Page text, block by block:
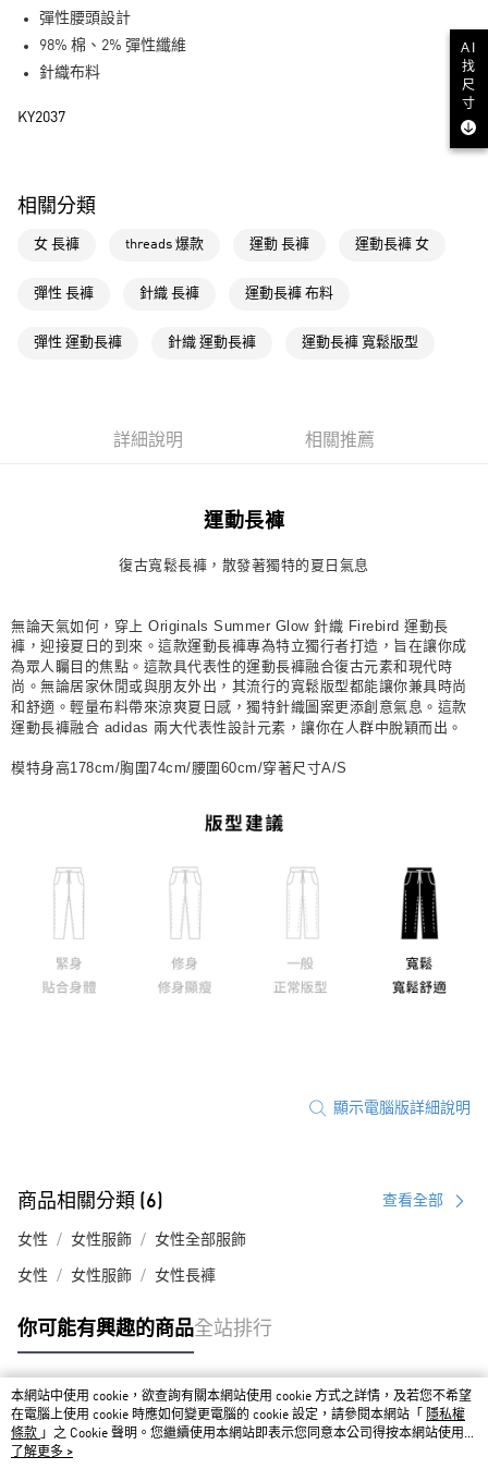
LINE Pay
運送方式
付款後全家取貨
每筆NT$80，滿NT$1,500(含以上)免運費
萊爾富取貨付款
每筆NT$80，滿NT$1,500(含以上)免運費
付款後門市自取
每筆NT$80，滿NT$1,500(含以上)免運費
彈性腰頭設計
98% 棉、2% 彈性纖維
針織布料
KY2037
相關分類
女 長褲 threads 爆款 運動 長褲 運動長褲 女
彈性 長褲 針織 長褲 運動長褲 布料
彈性 運動長褲 針織 運動長褲 運動長褲 寬鬆版型
詳細說明 相關推薦
運動長褲
復古寬鬆長褲，散發著獨特的夏日氣息
無論天氣如何，穿上 Originals Summer Glow 針織 Firebird 運動長
褲，迎接夏日的到來。這款運動長褲專為特立獨行者打造，旨在讓你成
為眾人矚目的焦點。這款具代表性的運動長褲融合復古元素和現代時
尚。無論居家休閒或與朋友外出，其流行的寬鬆版型都能讓你兼具時尚
和舒適。輕量布料帶來涼爽夏日感，獨特針織圖案更添創意氣息。這款
運動長褲融合 adidas 兩大代表性設計元素，讓你在人群中脫穎而出。
模特身高178cm/胸圍74cm/腰圍60cm/穿著尺寸A/S
顯示電腦版詳細說明
商品相關分類 (6) 查看全部
女性 女性服飾 女性全部服飾
女性 女性服飾 女性長褲
你可能有興趣的商品全站排行
熱門標籤
本網站中使用 cookie，欲查詢有關本網站使用 cookie 方式之詳情，及若您不希望
在電腦上使用 cookie 時應如何變更電腦的 cookie 設定，請參閱本網站「
隱私權
條款 」之 Cookie 聲明。您繼續使用本網站即表示您同意本公司得按本網站使用條
款之 Cookie 聲明使用 cookie。
了解更多 >
AI
找
尺
寸